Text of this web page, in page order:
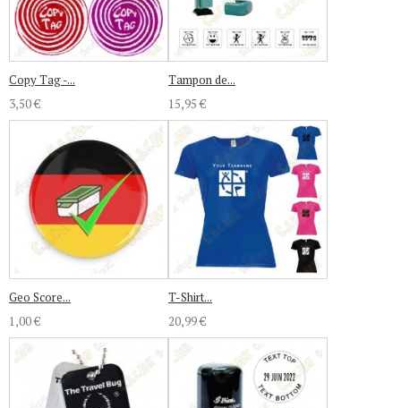
Copy Tag -...
3,50 €
Tampon de...
15,95 €
Geo Score...
1,00 €
T-Shirt...
20,99 €